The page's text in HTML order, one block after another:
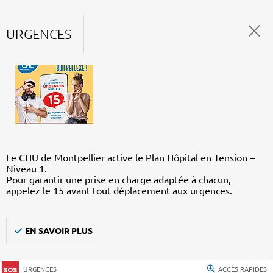
URGENCES
Le CHU de Montpellier active le Plan Hôpital en Tension –
Niveau 1.
Pour garantir une prise en charge adaptée à chacun,
appelez le 15 avant tout déplacement aux urgences.
EN SAVOIR PLUS
URGENCES ACCÈS RAPIDES